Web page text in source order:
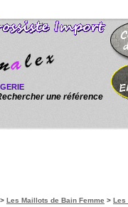
une référence
> Les Maillots de Bain Femme > Les